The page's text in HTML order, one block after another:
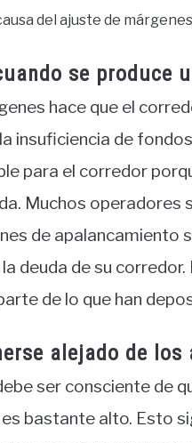
del ajuste de
se produce
hace que el
insuficiencia de
para el corredor
Muchos operadores
de apalancamiento
deuda de su
de lo que han
alejado de
ser consciente de
bastante alto. Esto